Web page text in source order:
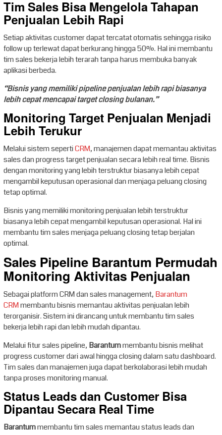
Tim Sales Bisa Mengelola Tahapan
Penjualan Lebih Rapi
Setiap aktivitas customer dapat tercatat otomatis sehingga risiko
follow up terlewat dapat berkurang hingga 50%. Hal ini membantu
tim sales bekerja lebih terarah tanpa harus membuka banyak
aplikasi berbeda.
“Bisnis yang memiliki pipeline penjualan lebih rapi biasanya
lebih cepat mencapai target closing bulanan.”
Monitoring Target Penjualan Menjadi
Lebih Terukur
Melalui sistem sepertiCRM, manajemen dapat memantau aktivitas
sales dan progress target penjualan secara lebih real time. Bisnis
dengan monitoring yang lebih terstruktur biasanya lebih cepat
mengambil keputusan operasional dan menjaga peluang closing
tetap optimal.
Bisnis yang memiliki monitoring penjualan lebih terstruktur
biasanya lebih cepat mengambil keputusan operasional. Hal ini
membantu tim sales menjaga peluang closing tetap berjalan
optimal.
Sales Pipeline Barantum Permudah
Monitoring Aktivitas Penjualan
Sebagai platform CRM dan sales management, Barantum
CRMmembantu bisnis memantau aktivitas penjualan lebih
terorganisir. Sistem ini dirancang untuk membantu tim sales
bekerja lebih rapi dan lebih mudah dipantau.
Melalui fitur sales pipeline, Barantummembantu bisnis melihat
progress customer dari awal hingga closing dalam satu dashboard.
Tim sales dan manajemen juga dapat berkolaborasi lebih mudah
tanpa proses monitoring manual.
Status Leads dan Customer Bisa
Dipantau Secara Real Time
Barantummembantu tim sales memantau status leads dan